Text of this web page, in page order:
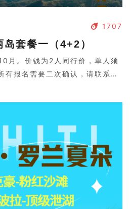
1707
套餐一（4+2）
月。价钱为2人同行价，单人须
有报名需要二次确认，请联系客